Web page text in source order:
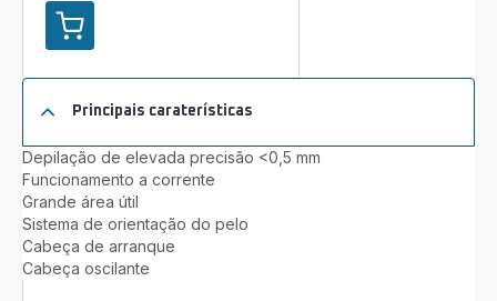
Adicionar
carrinho
EASY
TOUCH
Principais caraterísticas
Depilação de elevada precisão <0,5 mm
Funcionamento a corrente
Grande área útil
Sistema de orientação do pelo
Cabeça de arranque
Cabeça oscilante